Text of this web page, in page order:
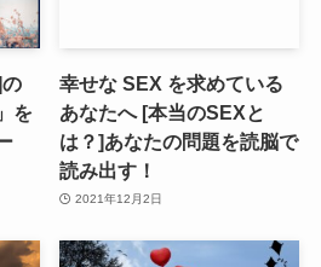
を
幸せな SEX を求めている
あなたへ [本当のSEXと
は？]あなたの問題を読脳で
読み出す！
2021年12月2日